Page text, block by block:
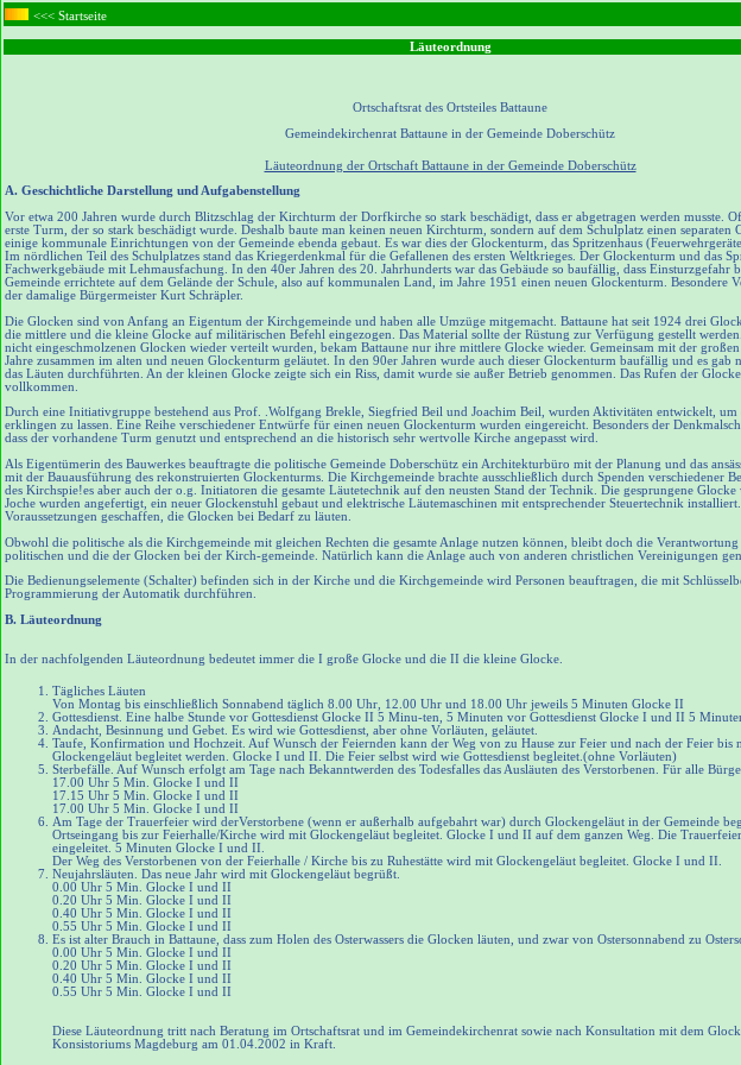
<<< Startseite
Läuteordnung
Ortschaftsrat des Ortsteiles Battaune
Gemeindekirchenrat Battaune in der Gemeinde Doberschütz
Läuteordnung der Ortschaft Battaune in der Gemeinde Doberschütz
A. Geschichtliche Darstellung und Aufgabenstellung
Vor etwa 200 Jahren wurde durch Blitzschlag der Kirchturm der Dorfkirche so stark beschädigt, dass er abgetragen werden musste.
erste Turm, der so stark beschädigt wurde. Deshalb baute man keinen neuen Kirchturm, sondern auf dem Schulplatz einen separaten
einige kommunale Einrichtungen von der Gemeinde ebenda gebaut. Es war dies der Glockenturm, das Spritzenhaus
Im nördlichen Teil des Schulplatzes stand das Kriegerdenkmal für die Gefallenen des ersten Weltkrieges. Der Glockenturm und das
Fachwerkgebäude mit Lehmausfachung. In den 40er Jahren des 20. Jahrhunderts war das Gebäude so baufällig, dass Einsturzgefahr
Gemeinde errichtete auf dem Gelände der Schule, also auf kommunalen Land, im Jahre 1951 einen neuen Glockenturm. Besondere
der damalige Bürgermeister Kurt Schräpler.
Die Glocken sind von Anfang an Eigentum der Kirchgemeinde und haben alle Umzüge mitgemacht. Battaune hat seit 1924 drei
die mittlere und die kleine Glocke auf militärischen Befehl eingezogen. Das Material sollte der Rüstung zur Verfügung gestellt
nicht eingeschmolzenen Glocken wieder verteilt wurden, bekam Battaune nur ihre mittlere Glocke wieder. Gemeinsam mit der
Jahre zusammen im alten und neuen Glockenturm geläutet. In den 90er Jahren wurde auch dieser Glockenturm baufällig und es gab
das Läuten durchführten. An der kleinen Glocke zeigte sich ein Riss, damit wurde sie außer Betrieb genommen. Das Rufen der
vollkommen.
Durch eine Initiativgruppe bestehend aus Prof. .Wolfgang Brekle, Siegfried Beil und Joachim Beil, wurden Aktivitäten entwickelt,
erklingen zu lassen. Eine Reihe verschiedener Entwürfe für einen neuen Glockenturm wurden eingereicht. Besonders der
dass der vorhandene Turm genutzt und entsprechend an die historisch sehr wertvolle Kirche angepasst wird.
Als Eigentümerin des Bauwerkes beauftragte die politische Gemeinde Doberschütz ein Architekturbüro mit der Planung und das
mit der Bauausführung des rekonstruierten Glockenturms. Die Kirchgemeinde brachte ausschließlich durch Spenden verschiedener
des Kirchspie!es aber auch der o.g. Initiatoren die gesamte Läutetechnik auf den neusten Stand der Technik. Die gesprungene Glocke
Joche wurden angefertigt, ein neuer Glockenstuhl gebaut und elektrische Läutemaschinen mit entsprechender Steuertechnik
Voraussetzungen geschaffen, die Glocken bei Bedarf zu läuten.
Obwohl die politische als die Kirchgemeinde mit gleichen Rechten die gesamte Anlage nutzen können, bleibt doch die Verantwortung
politischen und die der Glocken bei der Kirch-gemeinde. Natürlich kann die Anlage auch von anderen christlichen Vereinigungen
Die Bedienungselemente (Schalter) befinden sich in der Kirche und die Kirchgemeinde wird Personen beauftragen, die mit
Programmierung der Automatik durchführen.
B. Läuteordnung
In der nachfolgenden Läuteordnung bedeutet immer die I große Glocke und die II die kleine Glocke.
Tägliches Läuten
Von Montag bis einschließlich Sonnabend täglich 8.00 Uhr, 12.00 Uhr und 18.00 Uhr jeweils 5 Minuten Glocke II
Gottesdienst. Eine halbe Stunde vor Gottesdienst Glocke II 5 Minu-ten, 5 Minuten vor Gottesdienst Glocke I und II 5
Andacht, Besinnung und Gebet. Es wird wie Gottesdienst, aber ohne Vorläuten, geläutet.
Taufe, Konfirmation und Hochzeit. Auf Wunsch der Feiernden kann der Weg von zu Hause zur Feier und nach der Feier bis
Glockengeläut begleitet werden. Glocke I und II. Die Feier selbst wird wie Gottesdienst begleitet.(ohne Vorläuten)
Sterbefälle. Auf Wunsch erfolgt am Tage nach Bekanntwerden des Todesfalles das Ausläuten des Verstorbenen. Für alle
17.00 Uhr 5 Min. Glocke I und II
17.15 Uhr 5 Min. Glocke I und II
17.00 Uhr 5 Min. Glocke I und II
Am Tage der Trauerfeier wird derVerstorbene (wenn er außerhalb aufgebahrt war) durch Glockengeläut in der Gemeinde
Ortseingang bis zur Feierhalle/Kirche wird mit Glockengeläut begleitet. Glocke I und II auf dem ganzen Weg. Die
eingeleitet. 5 Minuten Glocke I und II.
Der Weg des Verstorbenen von der Feierhalle / Kirche bis zu Ruhestätte wird mit Glockengeläut begleitet. Glocke I und II.
Neujahrsläuten. Das neue Jahr wird mit Glockengeläut begrüßt.
0.00 Uhr 5 Min. Glocke I und II
0.20 Uhr 5 Min. Glocke I und II
0.40 Uhr 5 Min. Glocke I und II
0.55 Uhr 5 Min. Glocke I und II
Es ist alter Brauch in Battaune, dass zum Holen des Osterwassers die Glocken läuten, und zwar von Ostersonnabend zu
0.00 Uhr 5 Min. Glocke I und II
0.20 Uhr 5 Min. Glocke I und II
0.40 Uhr 5 Min. Glocke I und II
0.55 Uhr 5 Min. Glocke I und II
Diese Läuteordnung tritt nach Beratung im Ortschaftsrat und im Gemeindekirchenrat sowie nach Konsultation mit dem
Konsistoriums Magdeburg am 01.04.2002 in Kraft.